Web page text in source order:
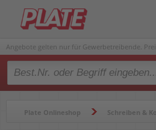
Angebote gelten nur für Gewerbetreibende.
Type 2 or more characters for results.
Plate Onlineshop Schreiben &